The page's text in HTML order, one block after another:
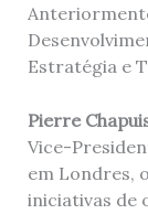
Estratégia e
Pierre
Vice-
em Londres,
iniciativas de